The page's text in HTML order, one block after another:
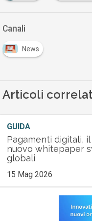
Canali
News
Articoli
GUIDA
Pagamenti digitali,
nuovo whitepaper
globali
15 Mag 2026